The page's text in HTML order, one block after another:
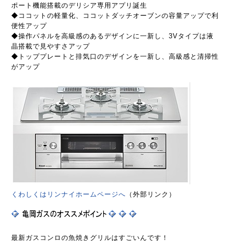
ポート機能搭載のデリシア専用アプリ誕生
◆ココットの軽量化、ココットダッチオーブンの容量アップで利
便性アップ
◆操作パネルを高級感のあるデザインに一新し、3Vタイプは液
晶搭載で見やすさアップ
◆トッププレートと排気口のデザインを一新し、高級感と清掃性
がアップ
くわしくはリンナイホームページへ （外部リンク）
最新ガスコンロの魚焼きグリルはすごいんです！